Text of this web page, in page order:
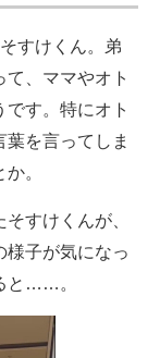
すけくん。弟
、ママやオト
です。特にオト
葉を言ってしま
。
すけくんが、
様子が気になっ
と……。